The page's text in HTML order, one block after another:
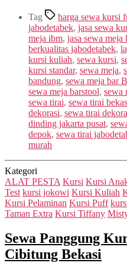
Tag harga sewa kursi
jabodetabek, jasa sewa
meja ibm, jasa sewa meja
berkualitas jabodetabek,
kursi kuliah, sewa kursi,
kursi standar, sewa meja,
bandung, sewa meja bar
sewa meja barstool, sewa
sewa tirai, sewa tirai
dekorasi, sewa tirai
dinding jakarta pusat,
depok, sewa tirai
murah
Kategori
ALAT PESTA Kursi Kursi
Test kursi jokowi Kursi Kuliah
Kursi Pelaminan Kursi Puff
Taman Extra Kursi Tiffany
Sewa Panggung
Cibitung Bekasi